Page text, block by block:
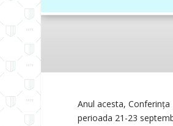
Anul acesta,
perioada 21-23